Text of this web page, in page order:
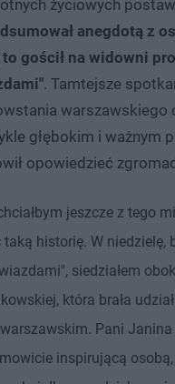
życiowych
anegdotą z
gościł na widowni
. Tamtejsze
warszawskiego
głębokim i ważnym
opowiedzieć
jeszcze z tego
historię. W niedzielę,
siedziałem
która brała
Pani Janina
inspirującą